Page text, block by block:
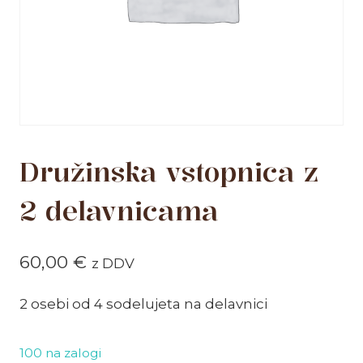
Družinska vstopnica z
2 delavnicama
60,00 € z DDV
2 osebi od 4 sodelujeta na delavnici
100 na zalogi